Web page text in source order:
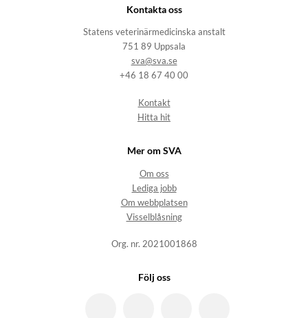
Kontakta oss
Statens veterinärmedicinska anstalt
751 89 Uppsala
sva@sva.se
+46 18 67 40 00
Kontakt
Hitta hit
Mer om SVA
Om oss
Lediga jobb
Om webbplatsen
Visselblåsning
Org. nr. 2021001868
Följ oss